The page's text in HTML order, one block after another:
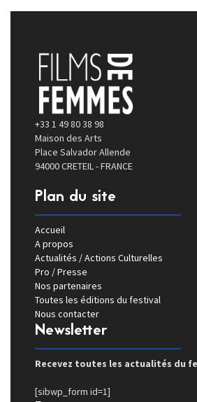
+33 1 49 80 38 98
Maison des Arts
Place Salvador Allende
94000 CRETEIL - FRANCE
Plan du site
Accueil
A propos
Actualités / Actions Culturelles
Pro / Presse
Nos partenaires
Toutes les éditions du festival
Nous contacter
Newsletter
Recevez toutes les actualités du
[sibwp_form id=1]